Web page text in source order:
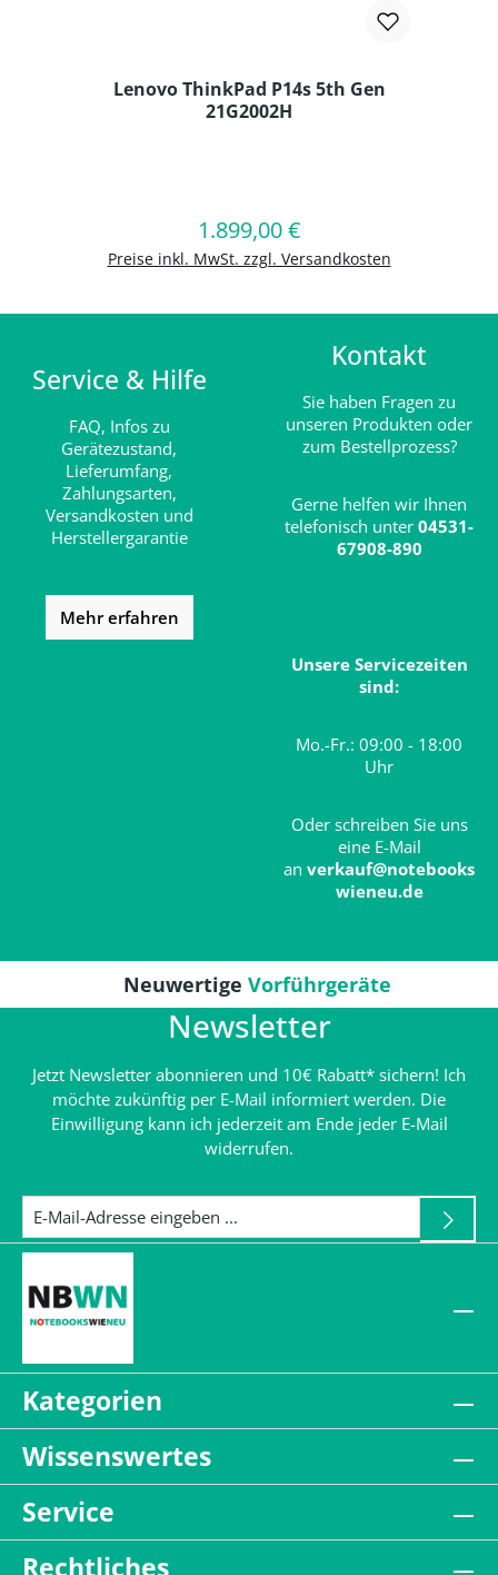
Lenovo ThinkPad P14s 5th Gen
21G2002H
Regulärer Preis:
1.899,00 €
Preise inkl. MwSt. zzgl. Versandkosten
In den Warenkorb
Service & Hilfe
FAQ, Infos zu
Gerätezustand,
Lieferumfang,
Zahlungsarten,
Versandkosten und
Herstellergarantie
Mehr erfahren
Kontakt
Sie haben Fragen zu
unseren Produkten oder
zum Bestellprozess?
Gerne helfen wir Ihnen
telefonisch unter 04531-
67908-890
Unsere Servicezeiten
sind:
Mo.-Fr.: 09:00 - 18:00
Uhr
Oder schreiben Sie uns
eine E-Mail
an verkauf@notebooks
wieneu.de
Neuwertige Vorführgeräte
Newsletter
Jetzt Newsletter abonnieren und 10€ Rabatt* sichern! Ich
möchte zukünftig per E-Mail informiert werden. Die
Einwilligung kann ich jederzeit am Ende jeder E-Mail
widerrufen.
Kategorien
Wissenswertes
Service
Rechtliches